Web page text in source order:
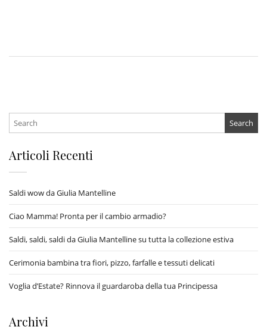
Articoli Recenti
Saldi wow da Giulia Mantelline
Ciao Mamma! Pronta per il cambio armadio?
Saldi, saldi, saldi da Giulia Mantelline su tutta la collezione estiva
Cerimonia bambina tra fiori, pizzo, farfalle e tessuti delicati
Voglia d’Estate? Rinnova il guardaroba della tua Principessa
Archivi